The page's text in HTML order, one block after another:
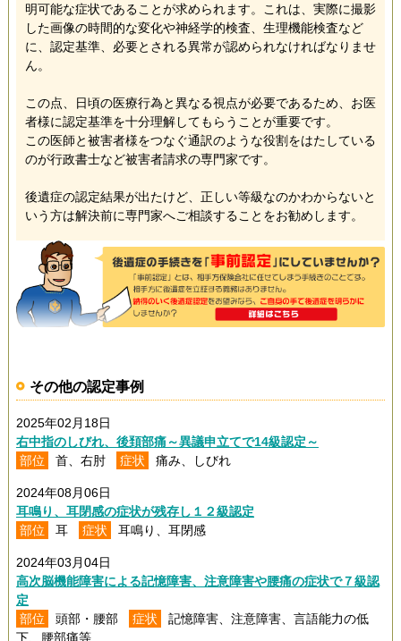
明可能な症状であることが求められます。これは、実際に撮影
した画像の時間的な変化や神経学的検査、生理機能検査など
に、認定基準、必要とされる異常が認められなければなりませ
ん。
この点、日頃の医療行為と異なる視点が必要であるため、お医
者様に認定基準を十分理解してもらうことが重要です。
この医師と被害者様をつなぐ通訳のような役割をはたしている
のが行政書士など被害者請求の専門家です。
後遺症の認定結果が出たけど、正しい等級なのかわからないと
いう方は解決前に専門家へご相談することをお勧めします。
その他の認定事例
2025年02月18日
右中指のしびれ、後頚部痛～異議申立てで14級認定～
部位
首、右肘 症状 痛み、しびれ
2024年08月06日
耳鳴り、耳閉感の症状が残存し１２級認定
部位
耳 症状 耳鳴り、耳閉感
2024年03月04日
高次脳機能障害による記憶障害、注意障害や腰痛の症状で７級認
定
部位
頭部・腰部 症状
記憶障害、注意障害、言語能力の低
下、腰部痛等